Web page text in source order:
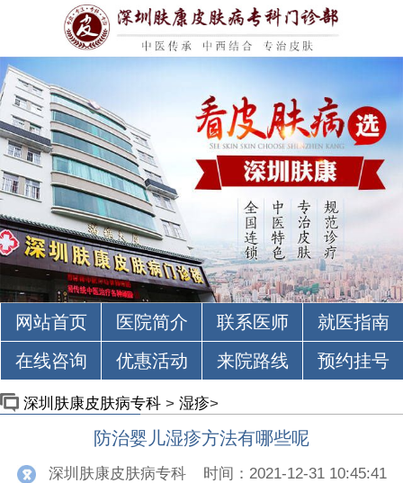
网站首页 医院简介 联系医师
就医指南
在线咨询
优惠活动 来院路线 预约挂号
深圳肤康皮肤病专科 > 湿疹>
防治婴儿湿疹方法有哪些呢
深圳肤康皮肤病专科 时间：2021-12-31 10:45:41